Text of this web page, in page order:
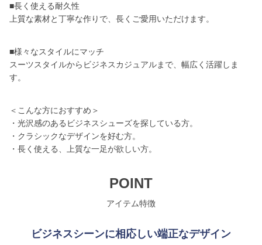
■長く使える耐久性
上質な素材と丁寧な作りで、長くご愛用いただけます。
■様々なスタイルにマッチ
スーツスタイルからビジネスカジュアルまで、幅広く活躍しま
す。
＜こんな方におすすめ＞
・光沢感のあるビジネスシューズを探している方。
・クラシックなデザインを好む方。
・長く使える、上質な一足が欲しい方。
POINT
アイテム特徴
ビジネスシーンに相応しい端正なデザイン